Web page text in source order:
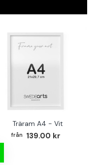
Träram A4 - Vit
139.00 kr